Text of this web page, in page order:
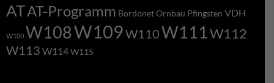
ATAT-Programm BordonetOrnbau Pfingsten VDH
W100 W108W109W110W111W112
W113 W114W115